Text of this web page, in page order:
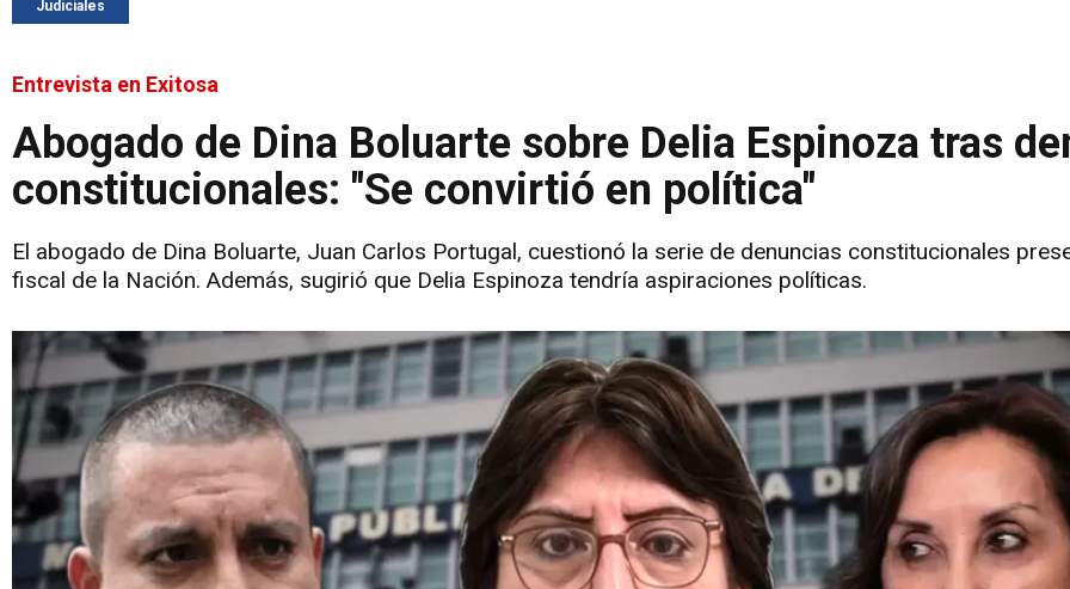
Judiciales
Entrevista en Exitosa
Abogado de Dina Boluarte sobre Delia Espinoza tras
constitucionales: "Se convirtió en política"
El abogado de Dina Boluarte, Juan Carlos Portugal, cuestionó la serie de denuncias constitucionales
fiscal de la Nación. Además, sugirió que Delia Espinoza tendría aspiraciones políticas.